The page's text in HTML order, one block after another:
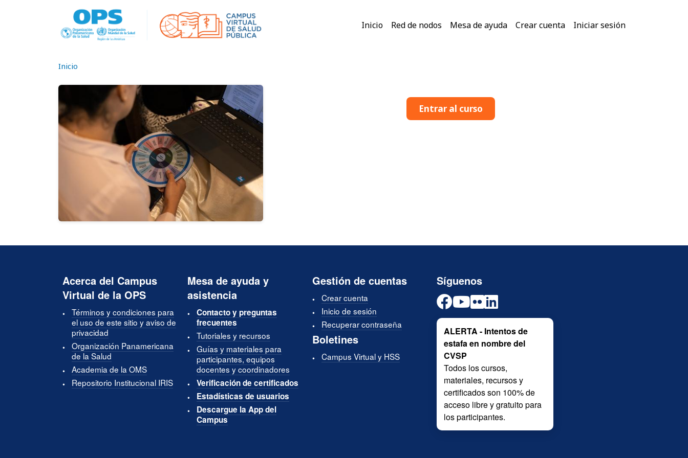
Main navigation
Inicio Red de nodos Mesa de ayuda Crear cuenta Iniciar sesión
Inicio
Entrar al curso
Acerca del Campus
Virtual de la OPS
Términos y condiciones para
el uso de este sitio y aviso de
privacidad
Organización Panamericana
de la Salud
Academia de la OMS
Repositorio Institucional IRIS
Mesa de ayuda y
asistencia
Contacto y preguntas
frecuentes
Tutoriales y recursos
Guías y materiales para
participantes, equipos
docentes y coordinadores
Verificación de certificados
Estadísticas de usuarios
Descargue la App del
Campus
Gestión de cuentas
Crear cuenta
Inicio de sesión
Recuperar contraseña
Boletines
Campus Virtual y HSS
Síguenos
ALERTA - Intentos de
estafa en nombre del
CVSP
Todos los cursos,
materiales, recursos y
certificados son 100% de
acceso libre y gratuito para
los participantes.